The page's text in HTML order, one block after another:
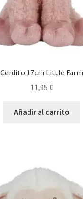
Cerdito 17cm Little Farm
11,95 €
Añadir al carrito